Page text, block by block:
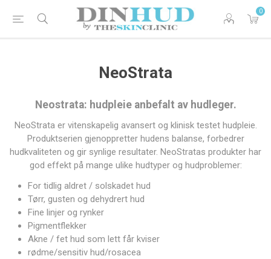
0
NeoStrata
Neostrata: hudpleie anbefalt av hudleger.
NeoStrata er vitenskapelig avansert og klinisk testet hudpleie.
Produktserien gjenoppretter hudens balanse, forbedrer
hudkvaliteten og gir synlige resultater. NeoStratas produkter har
god effekt på mange ulike hudtyper og hudproblemer:
For tidlig aldret / solskadet hud
Tørr, gusten og dehydrert hud
Fine linjer og rynker
Pigmentflekker
Akne / fet hud som lett får kviser
rødme/sensitiv hud/rosacea